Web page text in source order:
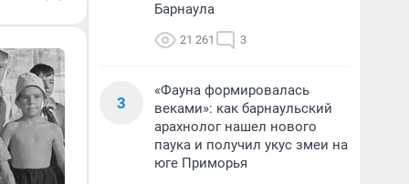
Барнаула
21 261 3
3
«Фауна формировалась
веками»: как барнаульский
арахнолог нашел нового
паука и получил укус змеи на
юге Приморья